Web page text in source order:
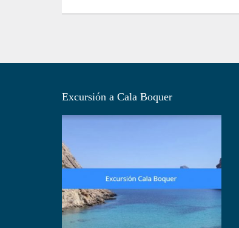
Excursión a Cala Boquer